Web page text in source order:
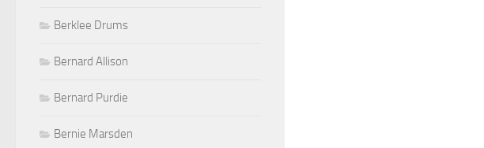
Berklee Drums
Bernard Allison
Bernard Purdie
Bernie Marsden